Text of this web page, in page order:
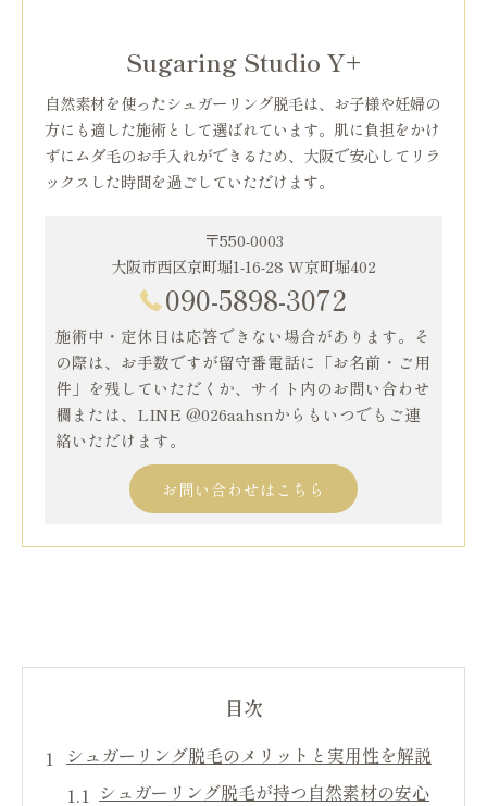
Sugaring Studio Y+
自然素材を使ったシュガーリング脱毛は、お子様や妊婦の
方にも適した施術として選ばれています。肌に負担をかけ
ずにムダ毛のお手入れができるため、大阪で安心してリラ
ックスした時間を過ごしていただけます。
〒550-0003
大阪市西区京町堀1-16-28 W京町堀402
090-5898-3072
施術中・定休日は応答できない場合があります。そ
の際は、お手数ですが留守番電話に「お名前・ご用
件」を残していただくか、サイト内のお問い合わせ
欄または、LINE @026aahsnからもいつでもご連
絡いただけます。
お問い合わせはこちら
目次
シュガーリング脱毛のメリットと実用性を解説
シュガーリング脱毛が持つ自然素材の安心